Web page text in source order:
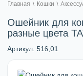
Главная \ Кошки \
Ошейник для
разные цвета
Артикул: 516,01